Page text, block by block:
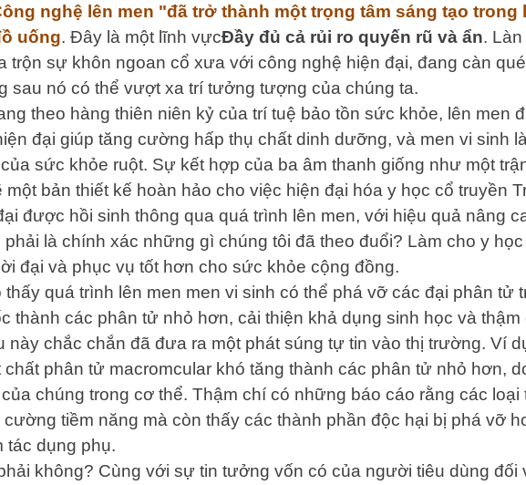
nghệ lên men "đã trở thành một trọng tâm sáng tạo trong
uống. Đây là một lĩnh vựcĐầy đủ cả rủi ro quyến rũ và ẩn.
trộn sự khôn ngoan cổ xưa với công nghệ hiện đại, đang càn
sau nó có thể vượt xa trí tưởng tượng của chúng ta.
theo hàng thiên niên kỷ của trí tuệ bảo tồn sức khỏe, lên men
đại giúp tăng cường hấp thụ chất dinh dưỡng, và men vi sinh là
sức khỏe ruột. Sự kết hợp của ba âm thanh giống như một
bản thiết kế hoàn hảo cho việc hiện đại hóa y học cổ truyền
được hồi sinh thông qua quá trình lên men, với hiệu quả nâng
là chính xác những gì chúng tôi đã theo đuổi? Làm cho y học
đại và phục vụ tốt hơn cho sức khỏe cộng đồng.
quá trình lên men men vi sinh có thể phá vỡ các đại phân tử
thành các phân tử nhỏ hơn, cải thiện khả dụng sinh học và thậm
này chắc chắn đã đưa ra một phát súng tự tin vào thị trường. Ví
phân tử macromcular khó tăng thành các phân tử nhỏ hơn,
chúng trong cơ thể. Thậm chí có những báo cáo rằng các loại
tiềm năng mà còn thấy các thành phần độc hại bị phá vỡ
tác dụng phụ.
không? Cùng với sự tin tưởng vốn có của người tiêu dùng đối